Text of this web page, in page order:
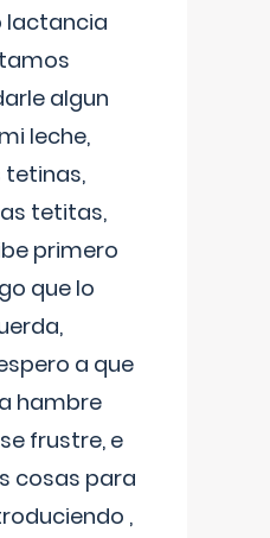
lactancia
algun
leche,
tetinas,
tetitas,
primero
que lo
a que
hambre
frustre, e
cosas para
,